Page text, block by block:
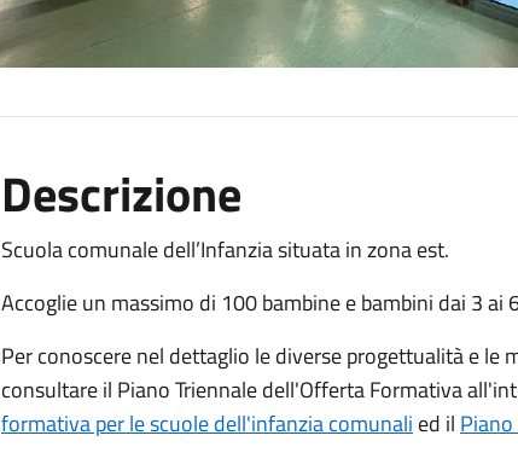
Descrizione
Scuola comunale dell’Infanzia situata in zona est.
Accoglie un massimo di 100 bambine e bambini dai 3 ai
Per conoscere nel dettaglio le diverse progettualità e le
consultare il Piano Triennale dell'Offerta Formativa
formativa per le scuole dell'infanzia comunali ed il